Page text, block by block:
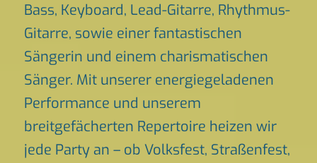
Bass, Keyboard, Lead-Gitarre, Rhythmus-
Gitarre, sowie einer fantastischen
Sängerin und einem charismatischen
Sänger. Mit unserer energiegeladenen
Performance und unserem
breitgefächerten Repertoire heizen wir
jede Party an – ob Volksfest, Straßenfest,